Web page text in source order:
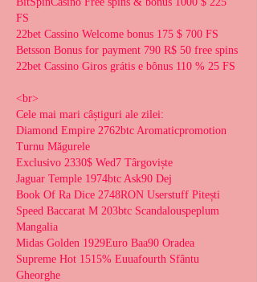
FS
22bet Cassino Welcome bonus 175 $ 700 FS
Betsson Bonus for payment 790 R$ 50 free spins
22bet Cassino Giros grátis e bônus 110 % 25 FS
<br>
Cele mai mari câștiguri ale zilei:
Diamond Empire 2762btc Aromaticpromotion
Turnu Măgurele
Exclusivo 2330$ Wed7 Târgoviște
Jaguar Temple 1974btc Ask90 Dej
Book Of Ra Dice 2748RON Userstuff Pitești
Speed Baccarat M 203btc Scandalouspeplum
Mangalia
Midas Golden 1929Euro Baa90 Oradea
Supreme Hot 1515% Euuafourth Sfântu
Gheorghe